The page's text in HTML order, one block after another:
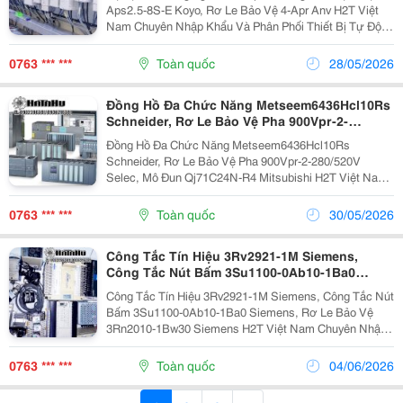
Aps2.5-8S-E Koyo, Rơ Le Bảo Vệ 4-Apr Anv H2T Việt
Nam Chuyên Nhập Khẩu Và Phân Phối Thiết Bị Tự Động
Hóa Tại Việt Nam Thông Tin Liên Hệ:
Dt/Zalo:0763836381 Email: Sale18.H2T@Gmail.com...
0763 *** *** Toàn quốc 28/05/2026
Đồng Hồ Đa Chức Năng Metseem6436Hcl10Rs
Schneider, Rơ Le Bảo Vệ Pha 900Vpr-2-
280/520V Selec, Mô Đun Qj71C24N-R4
Mitsubishi
Đồng Hồ Đa Chức Năng Metseem6436Hcl10Rs
Schneider, Rơ Le Bảo Vệ Pha 900Vpr-2-280/520V
Selec, Mô Đun Qj71C24N-R4 Mitsubishi H2T Việt Nam
Chuyên Nhập Khẩu Và Phân Phối Thiết Bị Tự Động Hóa
Tại Việt Nam Thông Tin Liên Hệ:...
0763 *** *** Toàn quốc 30/05/2026
Công Tắc Tín Hiệu 3Rv2921-1M Siemens,
Công Tắc Nút Bấm 3Su1100-0Ab10-1Ba0
Siemens, Rơ Le Bảo Vệ 3Rn2010-1Bw30
Siemens
Công Tắc Tín Hiệu 3Rv2921-1M Siemens, Công Tắc Nút
Bấm 3Su1100-0Ab10-1Ba0 Siemens, Rơ Le Bảo Vệ
3Rn2010-1Bw30 Siemens H2T Việt Nam Chuyên Nhập
Khẩu Và Phân Phối Thiết Bị Tự Động Hóa Tại Việt Nam
Thông Tin Liên Hệ: Dt/Zalo:0763836381 ...
0763 *** *** Toàn quốc 04/06/2026